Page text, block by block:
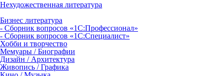
Нехудожественная литература
Бизнес литература
- Сборник вопросов «1С:Профессионал»
- Сборник вопросов «1С:Специалист»
Хобби и творчество
Мемуары / Биографии
Дизайн / Архитектура
Живопись / Графика